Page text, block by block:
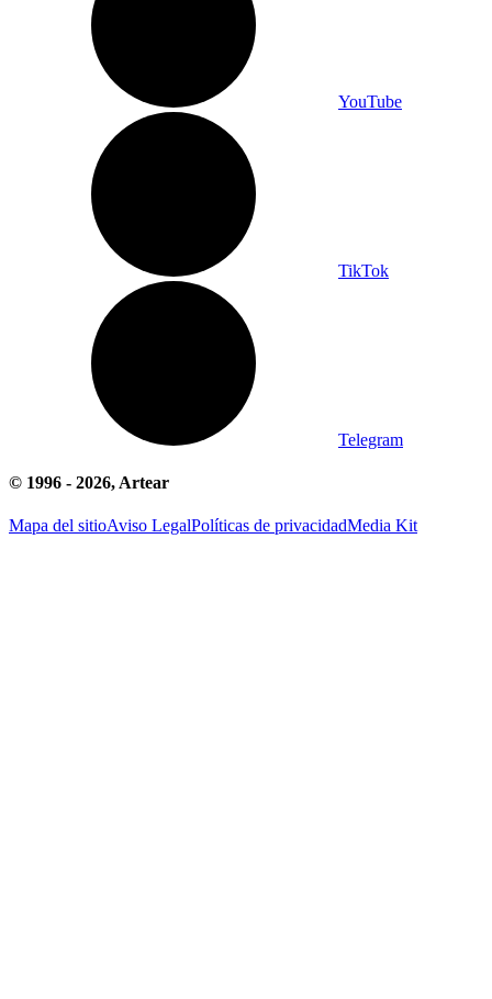
YouTube
TikTok
Telegram
© 1996 - 2026, Artear
Mapa del sitioAviso LegalPolíticas de privacidadMedia Kit